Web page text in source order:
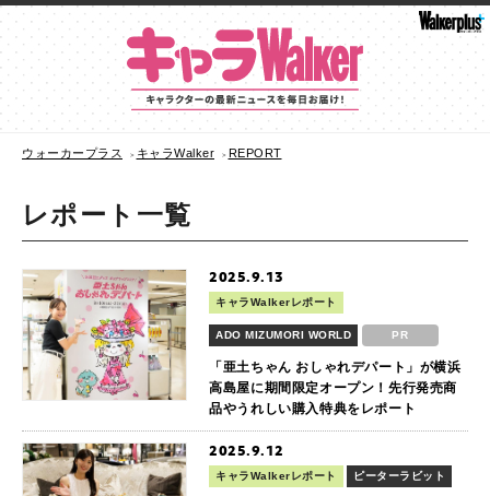
ウォーカープラス キャラWalker REPORT
レポート一覧
2025.9.13
キャラWalkerレポート
ADO MIZUMORI WORLD PR
「亜土ちゃん おしゃれデパート」が横浜
高島屋に期間限定オープン！先行発売商
品やうれしい購入特典をレポート
2025.9.12
キャラWalkerレポート ピーターラビット